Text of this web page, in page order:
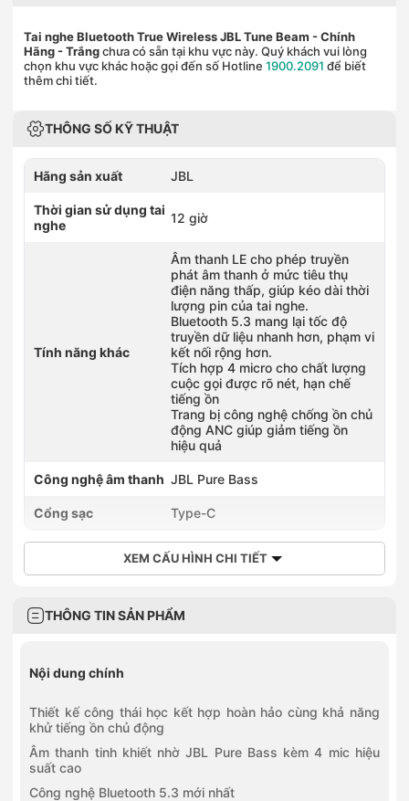
Tai nghe Bluetooth True Wireless JBL Tune Beam - Chính
Hãng - Trắngchưa có sẵn tại khu vực này. Quý khách vui lòng
chọn khu vực khác hoặc gọi đến số Hotline 1900.2091 để biết
thêm chi tiết.
THÔNG SỐ KỸ THUẬT
Hãng sản xuất JBL
Thời gian sử dụng tai
nghe
12 giờ
Tính năng khác
Âm thanh LE cho phép truyền
phát âm thanh ở mức tiêu thụ
điện năng thấp, giúp kéo dài thời
lượng pin của tai nghe.
Bluetooth 5.3 mang lại tốc độ
truyền dữ liệu nhanh hơn, phạm vi
kết nối rộng hơn.
Tích hợp 4 micro cho chất lượng
cuộc gọi được rõ nét, hạn chế
tiếng ồn
Trang bị công nghệ chống ồn chủ
động ANC giúp giảm tiếng ồn
hiệu quả
Công nghệ âm thanh JBL Pure Bass
Cổng sạc Type-C
XEM CẤU HÌNH CHI TIẾT
THÔNG TIN SẢN PHẨM
Nội dung chính
Thiết kế công thái học kết hợp hoàn hảo cùng khả năng
khử tiếng ồn chủ động
Âm thanh tinh khiết nhờ JBL Pure Bass kèm 4 mic hiệu
suất cao
Công nghệ Bluetooth 5.3 mới nhất